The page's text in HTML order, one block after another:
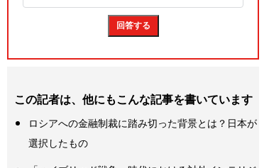
この記者は、他にもこんな記事を書いています
ロシアへの金融制裁に踏み切った背景とは？日本が
選択したもの